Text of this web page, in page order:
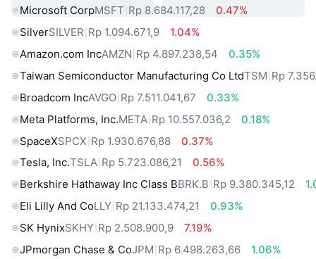
Microsoft CorpMSFT Rp 8.684.117,28
0.47%
SilverSILVER Rp 1.094.671,9
1.04%
Amazon.com IncAMZN Rp 4.897.238,54
0.35%
Taiwan Semiconductor Manufacturing Co LtdTSM Rp
Broadcom IncAVGO Rp 7.511.041,67
0.33%
Meta Platforms, Inc.META Rp 10.557.036,2
0.18%
SpaceXSPCX Rp 1.930.676,88
0.37%
Tesla, Inc.TSLA Rp 5.723.086,21
0.56%
Berkshire Hathaway Inc Class BBRK.B Rp 9.380.345,12
Eli Lilly And CoLLY Rp 21.133.474,21
0.93%
SK HynixSKHY Rp 2.508.900,9
7.19%
JPmorgan Chase & CoJPM Rp 6.498.263,66
1.06%